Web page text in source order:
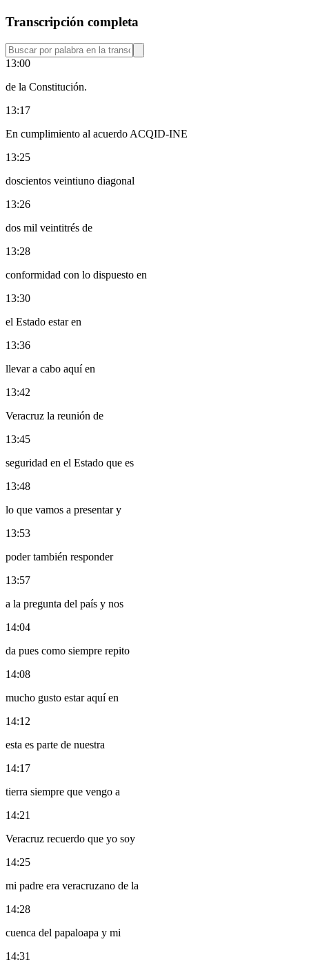
Transcripción completa
13:00
de la Constitución.
13:17
En cumplimiento al acuerdo ACQID-INE
13:25
doscientos veintiuno diagonal
13:26
dos mil veintitrés de
13:28
conformidad con lo dispuesto en
13:30
el Estado estar en
13:36
llevar a cabo aquí en
13:42
Veracruz la reunión de
13:45
seguridad en el Estado que es
13:48
lo que vamos a presentar y
13:53
poder también responder
13:57
a la pregunta del país y nos
14:04
da pues como siempre repito
14:08
mucho gusto estar aquí en
14:12
esta es parte de nuestra
14:17
tierra siempre que vengo a
14:21
Veracruz recuerdo que yo soy
14:25
mi padre era veracruzano de la
14:28
cuenca del papaloapa y mi
14:31